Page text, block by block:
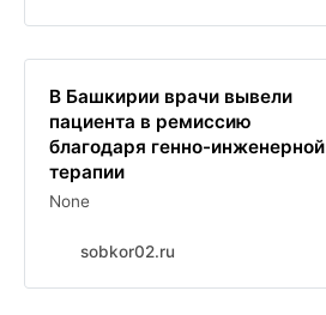
В Башкирии врачи вывели
пациента в ремиссию
благодаря генно-инженерной
терапии
None
sobkor02.ru